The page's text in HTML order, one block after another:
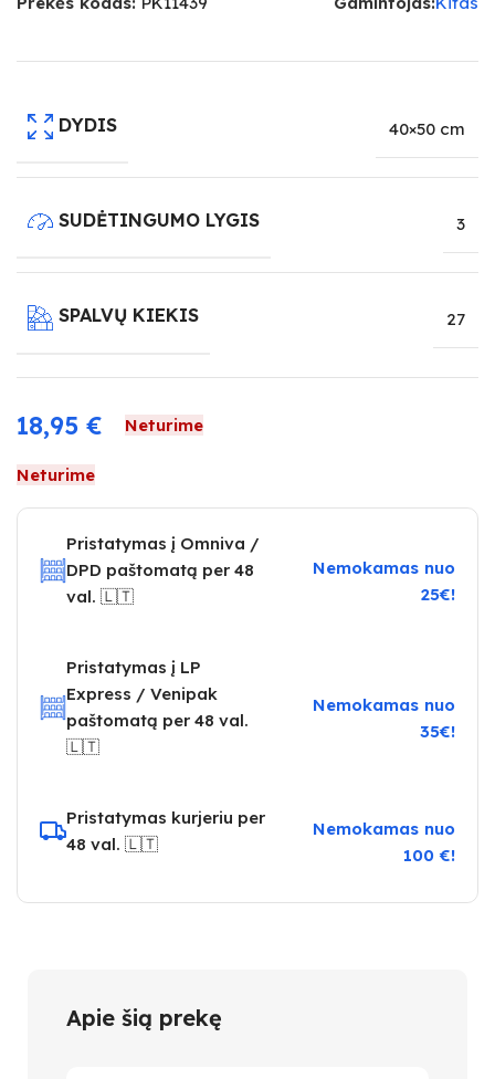
DYDIS 40×50 cm
SUDĖTINGUMO LYGIS 3
SPALVŲ KIEKIS 27
18,95 € Neturime
Neturime
Pristatymas į Omniva /
DPD paštomatą per 48
val. 🇱🇹
Nemokamas nuo
25€!
Pristatymas į LP
Express / Venipak
paštomatą per 48 val.
🇱🇹
Nemokamas nuo
35€!
Pristatymas kurjeriu per
48 val. 🇱🇹
Nemokamas nuo
100 €!
Apie šią prekę